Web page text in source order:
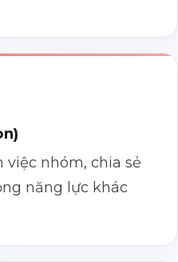
việc nhóm, chia sẻ
năng lực khác